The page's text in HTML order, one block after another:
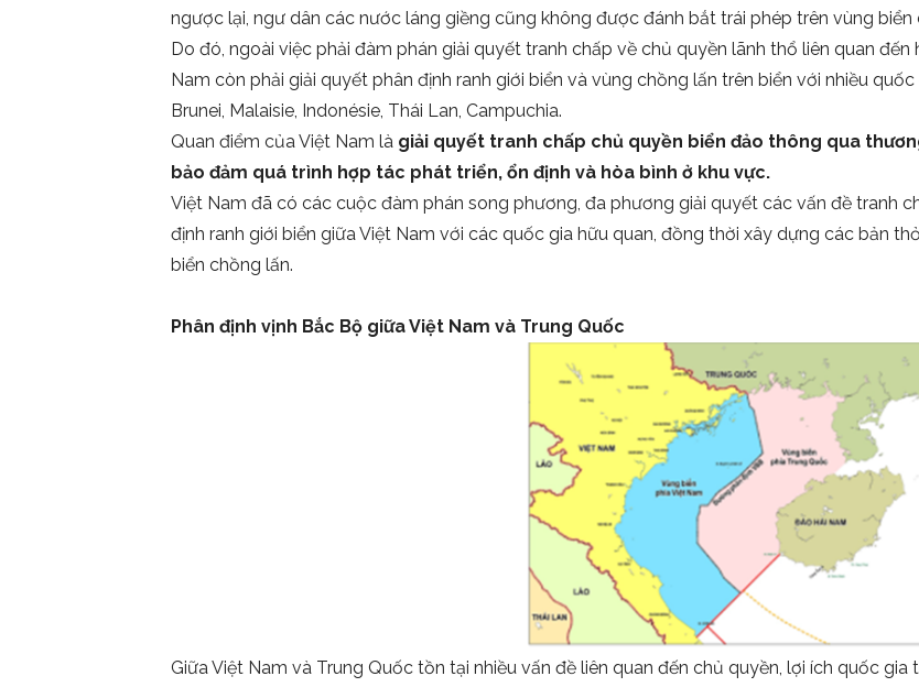
ngược lại, ngư dân các nước láng giềng cũng không được đánh bắt trái phép trên vùng biển
Do đó, ngoài việc phải đàm phán giải quyết tranh chấp về chủ quyền lãnh thổ liên quan đến
Nam còn phải giải quyết phân định ranh giới biển và vùng chồng lấn trên biển với nhiều
Brunei, Malaisie, Indonésie, Thái Lan, Campuchia.
Quan điểm của Việt Nam là giải quyết tranh chấp chủ quyền biển đảo thông qua
bảo đảm quá trình hợp tác phát triển, ổn định và hòa bình ở khu vực.
Việt Nam đã có các cuộc đàm phán song phương, đa phương giải quyết các vấn đề tranh
định ranh giới biển giữa Việt Nam với các quốc gia hữu quan, đồng thời xây dựng các bản
biển chồng lấn.
Phân định vịnh Bắc Bộ giữa Việt Nam và Trung Quốc
Giữa Việt Nam và Trung Quốc tồn tại nhiều vấn đề liên quan đến chủ quyền, lợi ích quốc